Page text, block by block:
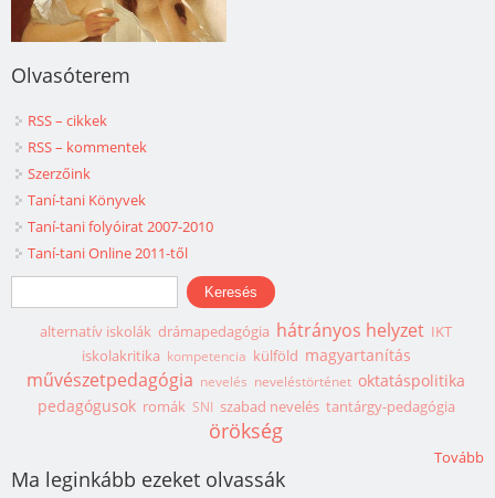
Olvasóterem
RSS – cikkek
RSS – kommentek
Szerzőink
Taní-tani Könyvek
Taní-tani folyóirat 2007-2010
Taní-tani Online 2011-től
Keresés űrlap
Keresés
alternatív iskolák drámapedagógia hátrányos helyzet IKT
iskolakritika kompetencia külföld magyartanítás
művészetpedagógia nevelés neveléstörténet oktatáspolitika
pedagógusok romák SNI szabad nevelés tantárgy-pedagógia
örökség
Tovább
Ma leginkább ezeket olvassák